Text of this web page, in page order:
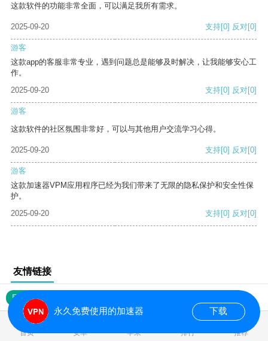
这款软件的功能非常全面，可以满足我所有需求。
2025-09-20 支持[0] 反对[0]
游客
这款app的客服非常专业，遇到问题总是能够及时解决，让我能够安心工
作。
2025-09-20
支持[0] 反对[0]
游客
这款软件的社区氛围非常好，可以与其他用户交流学习心得。
2025-09-20 支持[0] 反对[0]
游客
这款加速器VPM应用程序已经为我们带来了无限的隐私保护和安全性保
护。
2025-09-20
支持[0] 反对[0]
友情链接
网站地图
首页 安卓 苹果 排行 推荐
永久免费使用的加速器 下载
0.020891s